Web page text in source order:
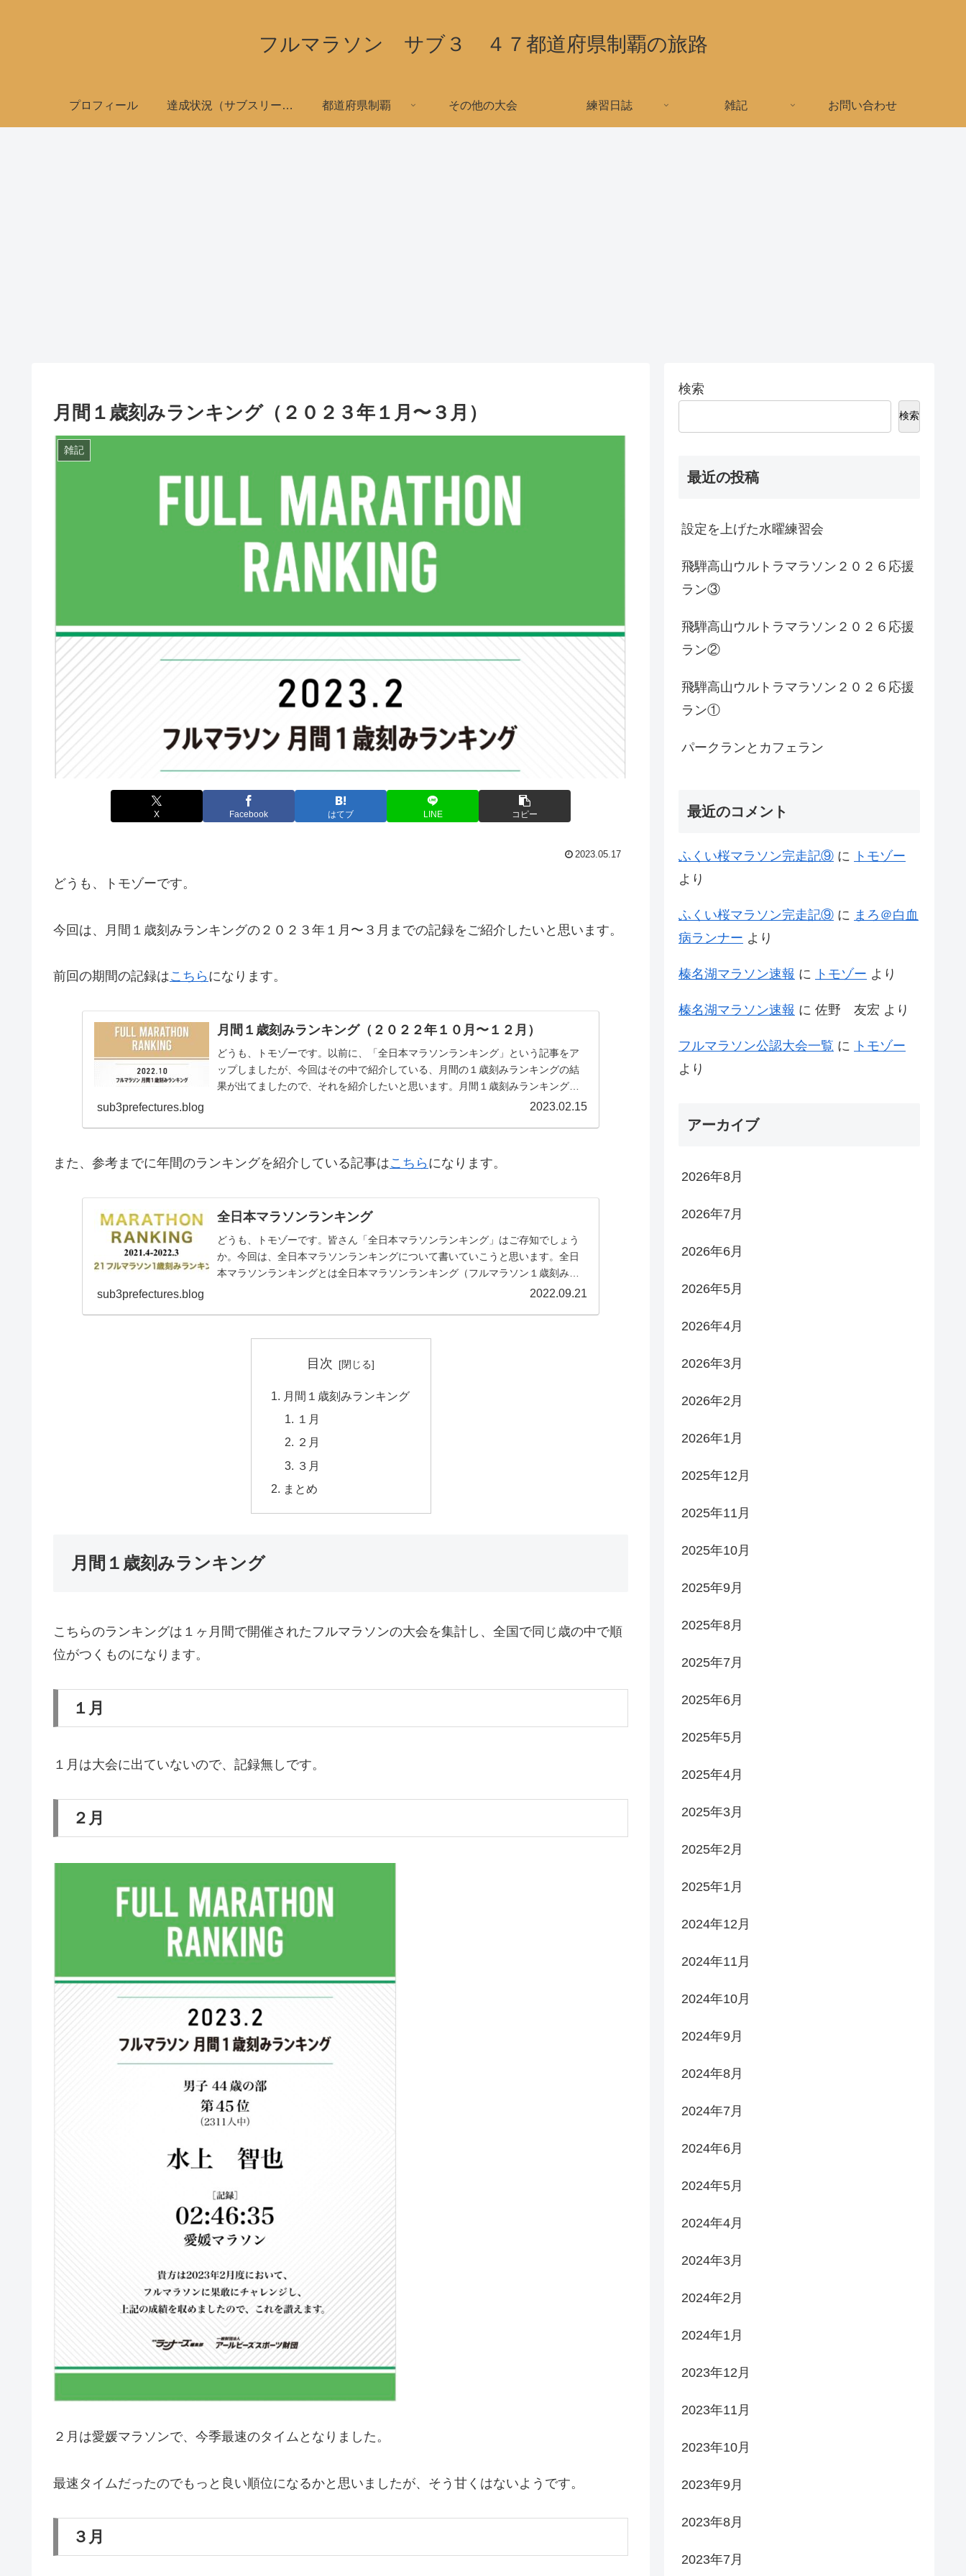
フルマラソン サブ３ ４７都道府県制覇の旅路
プロフィール 達成状況（サブスリーで全国制覇） 都道府県制覇 その他の大会 練習日誌 雑記 お問い合わせ
月間１歳刻みランキング（２０２３年１月〜３月）
雑記
X Facebook はてブ LINE コピー
2023.05.17
どうも、トモゾーです。
今回は、月間１歳刻みランキングの２０２３年１月〜３月までの記録をご紹介したいと思います。
前回の期間の記録はこちら になります。
月間１歳刻みランキング（２０２２年１０月〜１２月）
どうも、トモゾーです。以前に、「全日本マラソンランキング」という記事をア
ップしましたが、今回はその中で紹介している、月間の１歳刻みランキングの結
果が出てましたので、それを紹介したいと思います。月間１歳刻みランキングこ
sub3prefectures.blog 2023.02.15
また、参考までに年間のランキングを紹介している記事はこちら になります。
全日本マラソンランキング
どうも、トモゾーです。皆さん「全日本マラソンランキング」はご存知でしょう
か。今回は、全日本マラソンランキングについて書いていこうと思います。全日
本マラソンランキングとは全日本マラソンランキング（フルマラソン１歳刻みラ
sub3prefectures.blog 2022.09.21
目次
月間１歳刻みランキング
１月
２月
３月
まとめ
月間１歳刻みランキング
こちらのランキングは１ヶ月間で開催されたフルマラソンの大会を集計し、全国で同じ歳の中で順
位がつくものになります。
１月
１月は大会に出ていないので、記録無しです。
２月
２月は愛媛マラソンで、今季最速のタイムとなりました。
最速タイムだったのでもっと良い順位になるかと思いましたが、そう甘くはないようです。
３月
検索
検索
最近の投稿
設定を上げた水曜練習会
飛騨高山ウルトラマラソン２０２６応援
ラン③
飛騨高山ウルトラマラソン２０２６応援
ラン②
飛騨高山ウルトラマラソン２０２６応援
ラン①
パークランとカフェラン
最近のコメント
ふくい桜マラソン完走記⑨ に
トモゾー
より
ふくい桜マラソン完走記⑨ に まろ＠白血
病ランナー より
榛名湖マラソン速報 に トモゾー より
榛名湖マラソン速報 に 佐野 友宏 より
フルマラソン公認大会一覧 に
トモゾー
より
アーカイブ
2026年8月
2026年7月
2026年6月
2026年5月
2026年4月
2026年3月
2026年2月
2026年1月
2025年12月
2025年11月
2025年10月
2025年9月
2025年8月
2025年7月
2025年6月
2025年5月
2025年4月
2025年3月
2025年2月
2025年1月
2024年12月
2024年11月
2024年10月
2024年9月
2024年8月
2024年7月
2024年6月
2024年5月
2024年4月
2024年3月
2024年2月
2024年1月
2023年12月
2023年11月
2023年10月
2023年9月
2023年8月
2023年7月